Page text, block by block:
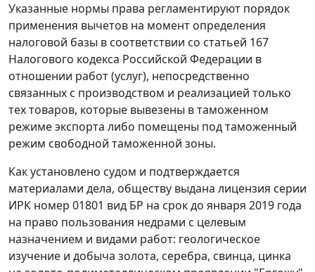
Указанные нормы права регламентируют порядок
применения вычетов на момент определения
налоговой базы в соответствии со статьей 167
Налогового кодекса Российской Федерации в
отношении работ (услуг), непосредственно
связанных с производством и реализацией только
тех товаров, которые вывезены в таможенном
режиме экспорта либо помещены под таможенный
режим свободной таможенной зоны.
Как установлено судом и подтверждается
материалами дела, обществу выдана лицензия серии
ИРК номер 01801 вид БР на срок до января 2019 года
на право пользования недрами с целевым
назначением и видами работ: геологическое
изучение и добыча золота, серебра, свинца, цинка